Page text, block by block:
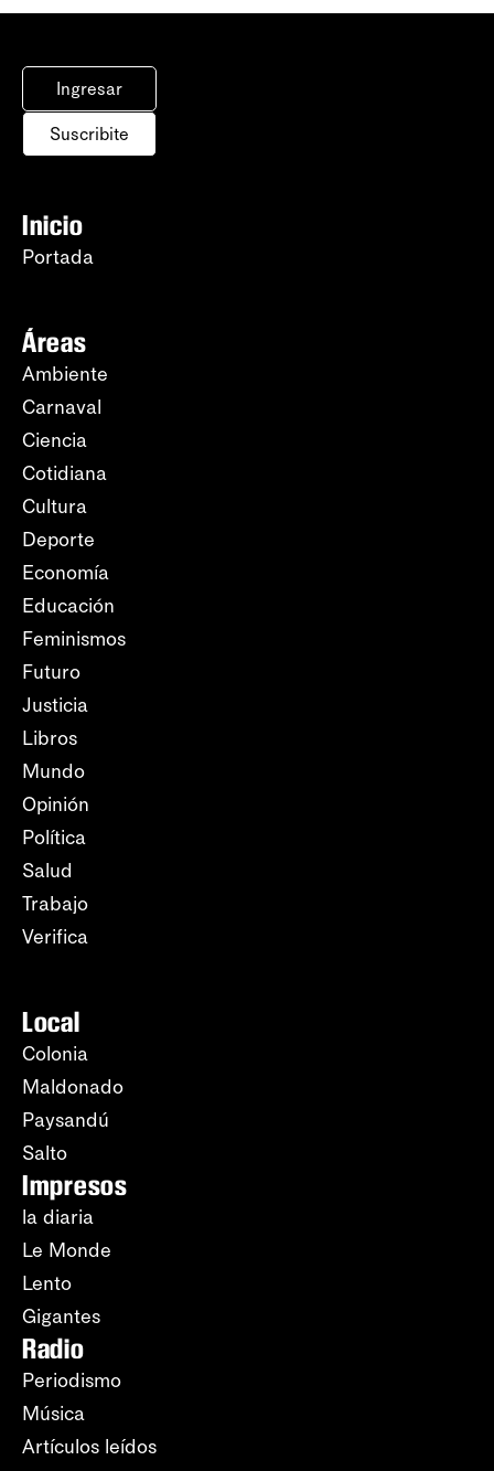
Ingresar
Suscribite
Inicio
Portada
Áreas
Ambiente
Carnaval
Ciencia
Cotidiana
Cultura
Deporte
Economía
Educación
Feminismos
Futuro
Justicia
Libros
Mundo
Opinión
Política
Salud
Trabajo
Verifica
Local
Colonia
Maldonado
Paysandú
Salto
Impresos
la diaria
Le Monde
Lento
Gigantes
Radio
Periodismo
Música
Artículos leídos